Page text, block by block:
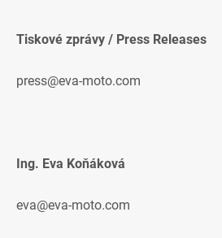
Tiskové zprávy / Press Releases
press@eva-moto.com
Ing. Eva Koňáková
eva@eva-moto.com